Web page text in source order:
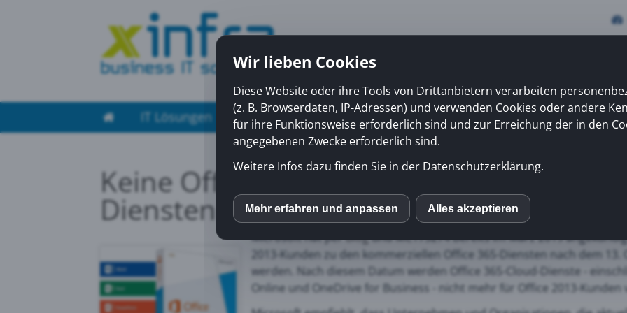
IT Lösungen Managed Services Erfolge News Kiosk Über uns
Keine Office 2013 Verbindungen mehr
Diensten
Microsoft hat perBlogund MC175274 bereits im März 2019
2013-Kunden zu den kommerziellen Office 365-Diensten nach dem
werden. Nach diesem Datum werden Office 365-Cloud-Dienste -
Online und OneDrive for Business - nicht mehr für Office 2013-Kunden
Wir lieben Cookies
Diese Website oder ihre Tools von Drittanbietern verarbeiten
(z. B. Browserdaten, IP-Adressen) und verwenden Cookies oder andere
für ihre Funktionsweise erforderlich sind und zur Erreichung der in den
angegebenen Zwecke erforderlich sind.
Weitere Infos dazu finden Sie in der Datenschutzerklärung.
inCMS
Matomo (Piwik)
Youtube
Mehr erfahren und anpassen Alles akzeptieren